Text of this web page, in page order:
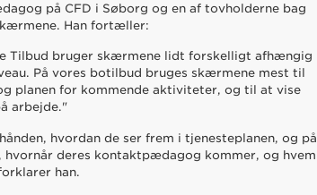
på CFD i Søborg og en af tovholderne bag
Han fortæller:
Tilbud bruger skærmene lidt forskelligt afhængig
På vores botilbud bruges skærmene mest til
planen for kommende aktiviteter, og til at vise
arbejde."
hvordan de ser frem i tjenesteplanen, og på
hvornår deres kontaktpædagog kommer, og hvem
han.